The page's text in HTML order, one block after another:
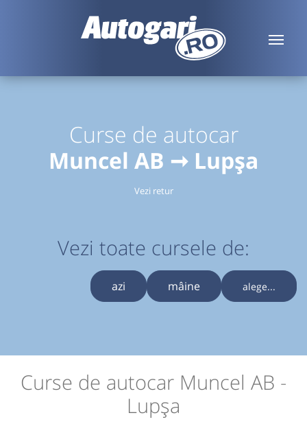
Curse de autocar
Muncel AB ➞ Lupșa
Vezi retur
Vezi toate cursele de:
azi mâine alege...
Curse de autocar Muncel AB -
Lupșa